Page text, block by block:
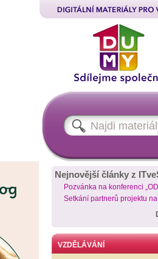
Nejnovější články z
Pozvánka na konferenci
Setkání partnerů projektu
VZDĚLÁVÁNÍ